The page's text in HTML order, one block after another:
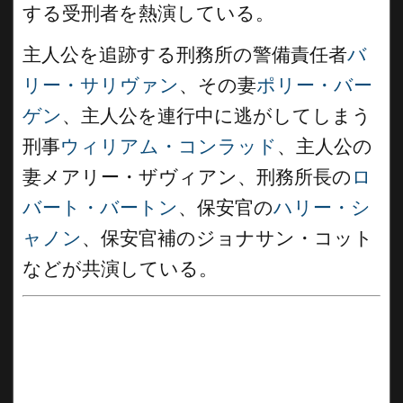
する受刑者を熱演している。
主人公を追跡する刑務所の警備責任者バ
リー・サリヴァン 、その妻ポリー・バー
ゲン 、主人公を連行中に逃がしてしまう
刑事ウィリアム・コンラッド 、主人公の
妻メアリー・ザヴィアン、刑務所長の ロ
バート・バートン 、保安官のハリー・シ
ャノン 、保安官補のジョナサン・コット
などが共演している。